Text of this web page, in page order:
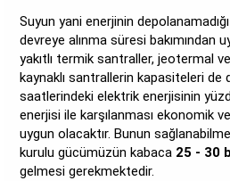
Suyun yani enerjinin
devreye alınma süresi bakımından
yakıtlı termik santraller, jeotermal
kaynaklı santrallerin kapasiteleri de
saatlerindeki elektrik enerjisinin
enerjisi ile karşılanması ekonomik
uygun olacaktır. Bunun
kurulu gücümüzün kabaca 25 - 30
gelmesi gerekmektedir.